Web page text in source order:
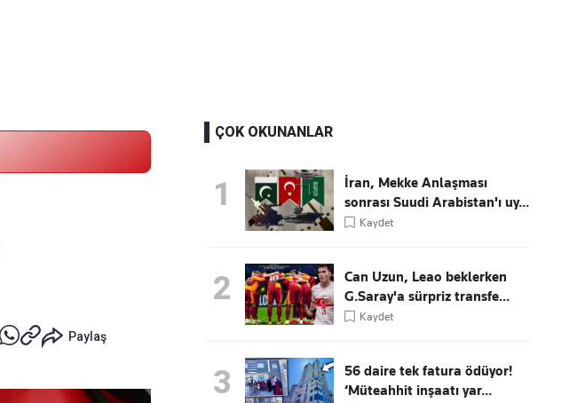
Paylaş
ÇOK OKUNANLAR
1
İran, Mekke Anlaşması
sonrası Suudi Arabistan'ı uy...
Kaydet
2
Can Uzun, Leao beklerken
G.Saray'a sürpriz transfe...
Kaydet
3
56 daire tek fatura ödüyor!
‘Müteahhit inşaatı yar...